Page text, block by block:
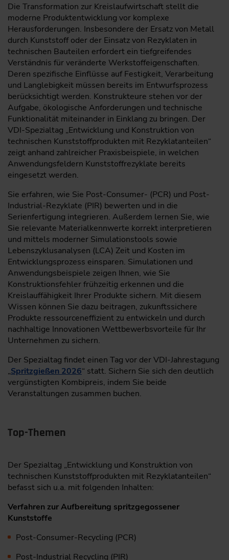
Die Transformation zur Kreislaufwirtschaft stellt die
moderne Produktentwicklung vor komplexe
Herausforderungen. Insbesondere der Ersatz von Metall
durch Kunststoff oder der Einsatz von Rezyklaten in
technischen Bauteilen erfordert ein tiefgreifendes
Verständnis für veränderte Werkstoffeigenschaften.
Deren spezifische Einflüsse auf Festigkeit, Verarbeitung
und Langlebigkeit müssen bereits im Entwurfsprozess
berücksichtigt werden. Konstrukteure stehen vor der
Aufgabe, ökologische Anforderungen und technische
Funktionalität miteinander in Einklang zu bringen. Der
VDI-Spezialtag „Entwicklung und Konstruktion von
technischen Kunststoffprodukten mit Rezyklatanteilen“
zeigt anhand zahlreicher Praxisbeispiele, in welchen
Anwendungsfeldern Kunststoffrezyklate bereits
eingesetzt werden.
Sie erfahren, wie Sie Post-Consumer- (PCR) und Post-
Industrial-Rezyklate (PIR) bewerten und in die
Serienfertigung integrieren. Außerdem lernen Sie, wie
Sie relevante Materialkennwerte korrekt interpretieren
und mittels moderner Simulationstools sowie
Lebenszyklusanalysen (LCA) Zeit und Kosten im
Entwicklungsprozess einsparen. Simulationen und
Anwendungsbeispiele zeigen Ihnen, wie Sie
Konstruktionsfehler frühzeitig erkennen und die
Kreislauffähigkeit Ihrer Produkte sichern. Mit diesem
Wissen können Sie dazu beitragen, zukunftssichere
Produkte ressourceneffizient zu entwickeln und durch
nachhaltige Innovationen Wettbewerbsvorteile für Ihr
Unternehmen zu sichern.
Der Spezialtag findet einen Tag vor der VDI-Jahrestagung
„Spritzgießen 2026“ statt. Sichern Sie sich den deutlich
vergünstigten Kombipreis, indem Sie beide
Veranstaltungen zusammen buchen.
Top-Themen
Der Spezialtag „Entwicklung und Konstruktion von
technischen Kunststoffprodukten mit Rezyklatanteilen“
befasst sich u.a. mit folgenden Inhalten:
Verfahren zur Aufbereitung spritzgegossener
Kunststoffe
Post-Consumer-Recycling (PCR)
Post-Industrial Recycling (PIR)